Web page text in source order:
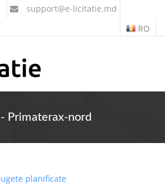
support@e-licitatie.md
RO
Primaterax-nord
planificate